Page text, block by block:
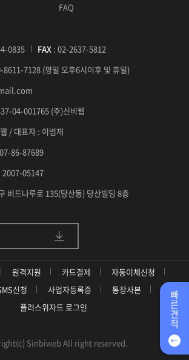
빠
른
견
적
FAQ
0835 FAX : 02-2637-5812
8611-7128 (평일 오후6시이후 및 휴일)
04-001765 (주)신비웹
/ 대표자 : 이범재
86-87689
2007-05147
버드나루로 135(당산동) 당산빌딩 8층
원격지원 카드결제
자동이체신청
신청 사업자등록증
통장사본
플러스위자드 로그인
Sinbiweb All right reserved.